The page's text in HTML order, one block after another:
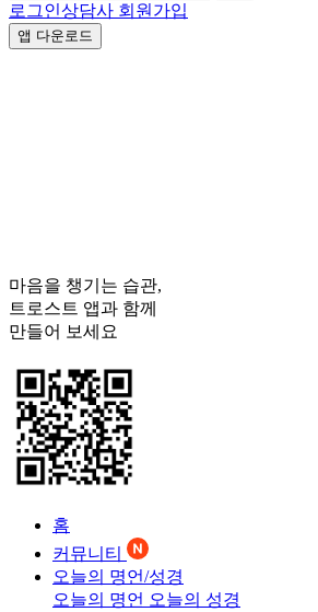
로그인상담사 회원가입
앱 다운로드
마음을 챙기는 습관,
트로스트 앱과 함께
만들어 보세요
홈
커뮤니티
오늘의 명언/성경
오늘의 명언 오늘의 성경